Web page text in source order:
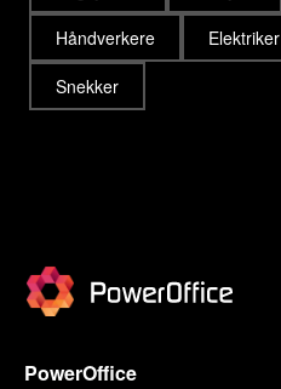
Håndverkere
Elektriker
Snekker
PowerOffice